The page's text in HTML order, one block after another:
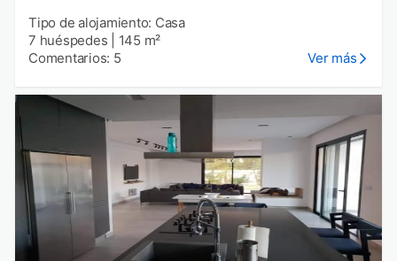
Tipo de alojamiento: Casa
7 huéspedes
145 m²
Comentarios: 5
Ver más